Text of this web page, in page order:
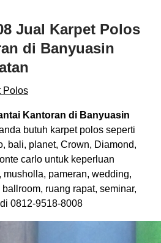
Jual Karpet Polos
di Banyuasin
Polos
Kantoran di Banyuasin
butuh karpet polos seperti
bali, planet, Crown, Diamond,
carlo untuk keperluan
musholla, pameran, wedding,
ruang rapat, seminar,
0812-9518-8008